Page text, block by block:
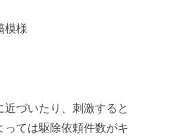
模様
づいたり、刺激すると
ては駆除依頼件数がキ